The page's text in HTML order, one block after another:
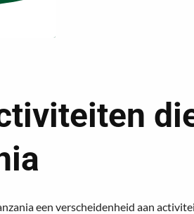
een verscheidenheid aan